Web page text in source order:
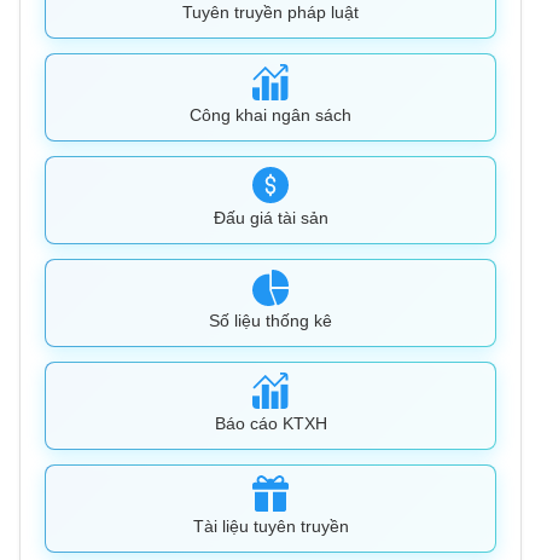
Tuyên truyền pháp luật
Công khai ngân sách
Đấu giá tài sản
Số liệu thống kê
Báo cáo KTXH
Tài liệu tuyên truyền